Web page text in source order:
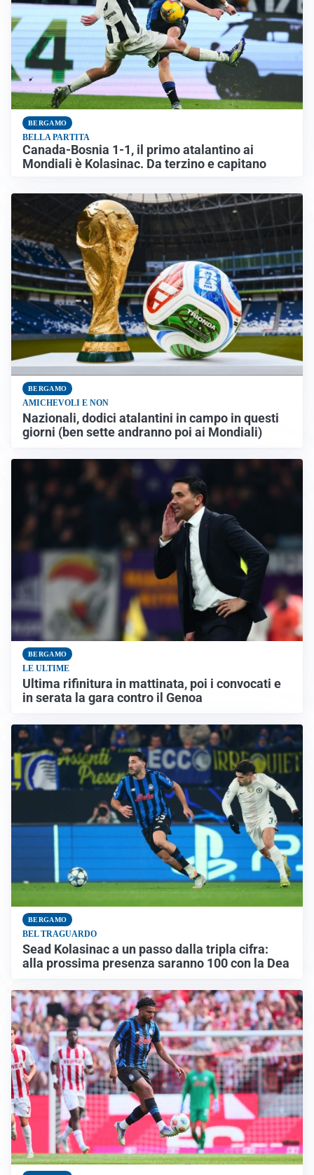
BERGAMO
BELLA PARTITA
Canada-Bosnia 1-1, il primo atalantino ai
Mondiali è Kolasinac. Da terzino e capitano
BERGAMO
AMICHEVOLI E NON
Nazionali, dodici atalantini in campo in questi
giorni (ben sette andranno poi ai Mondiali)
BERGAMO
LE ULTIME
Ultima rifinitura in mattinata, poi i convocati e
in serata la gara contro il Genoa
BERGAMO
BEL TRAGUARDO
Sead Kolasinac a un passo dalla tripla cifra:
alla prossima presenza saranno 100 con la Dea